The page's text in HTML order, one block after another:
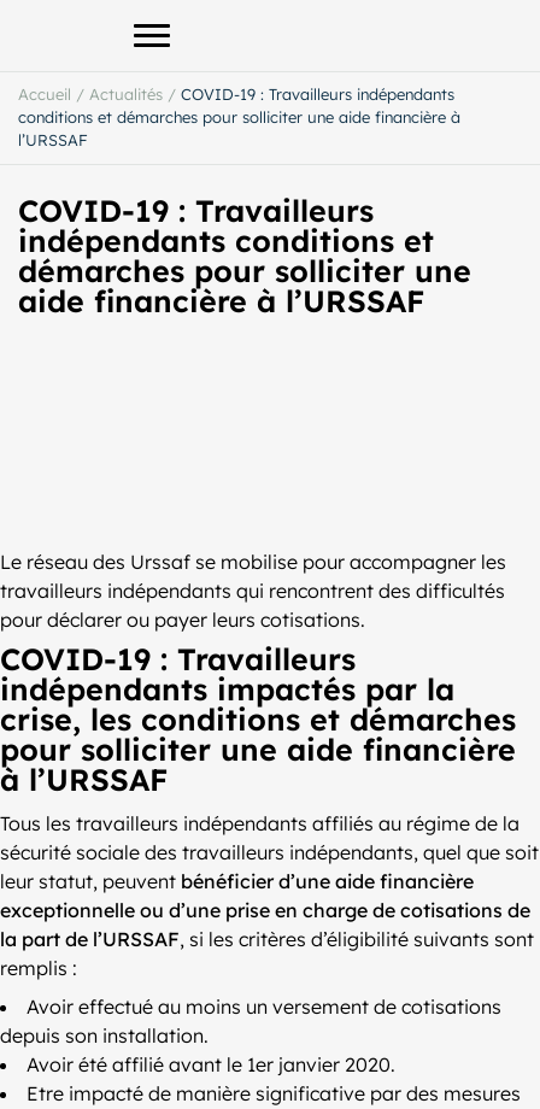
Afficher le menu principal
Accueil / Actualités / COVID-19 : Travailleurs indépendants
conditions et démarches pour solliciter une aide financière à
l’URSSAF
COVID-19 : Travailleurs
indépendants conditions et
démarches pour solliciter une
aide financière à l’URSSAF
Le réseau des Urssaf se mobilise pour accompagner les
travailleurs indépendants qui rencontrent des difficultés
pour déclarer ou payer leurs cotisations.
COVID-19 : Travailleurs
indépendants impactés par la
crise, les conditions et démarches
pour solliciter une aide financière
à l’URSSAF
Tous les travailleurs indépendants affiliés au régime de la
sécurité sociale des travailleurs indépendants, quel que soit
leur statut, peuvent bénéficier d’une aide financière
exceptionnelle ou d’une prise en charge de cotisations de
la part de l’URSSAF, si les critères d’éligibilité suivants sont
remplis :
Avoir effectué au moins un versement de cotisations
depuis son installation.
Avoir été affilié avant le 1er janvier 2020.
Etre impacté de manière significative par des mesures